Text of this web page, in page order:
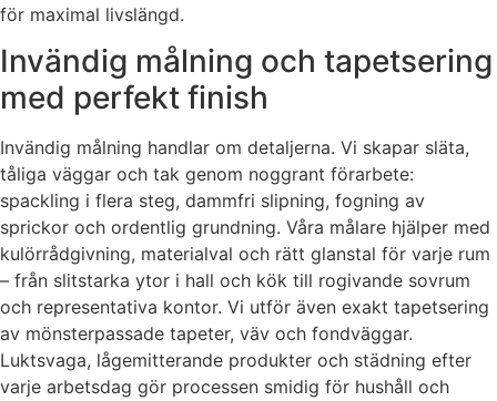
för maximal livslängd.
Invändig målning och tapetsering
med perfekt finish
Invändig målning handlar om detaljerna. Vi skapar släta,
tåliga väggar och tak genom noggrant förarbete:
spackling i flera steg, dammfri slipning, fogning av
sprickor och ordentlig grundning. Våra målare hjälper med
kulörrådgivning, materialval och rätt glanstal för varje rum
– från slitstarka ytor i hall och kök till rogivande sovrum
och representativa kontor. Vi utför även exakt tapetsering
av mönsterpassade tapeter, väv och fondväggar.
Luktsvaga, lågemitterande produkter och städning efter
varje arbetsdag gör processen smidig för hushåll och